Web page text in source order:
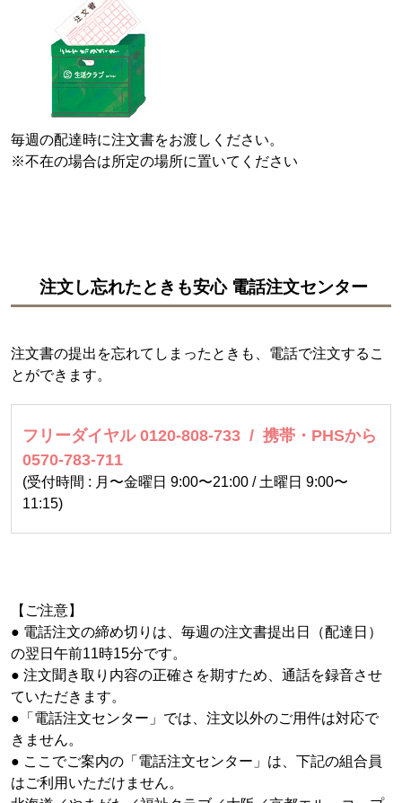
毎週の配達時に注文書をお渡しください。
※不在の場合は所定の場所に置いてください
注文し忘れたときも安心 電話注文センター
注文書の提出を忘れてしまったときも、電話で注文するこ
とができます。
フリーダイヤル 0120-808-733 / 携帯・PHSから
0570-783-711
(受付時間 : 月〜金曜日 9:00〜21:00 / 土曜日 9:00〜
11:15)
【ご注意】
● 電話注文の締め切りは、毎週の注文書提出日（配達日）
の翌日午前11時15分です。
● 注文聞き取り内容の正確さを期すため、通話を録音させ
ていただきます。
●「電話注文センター」では、注文以外のご用件は対応で
きません。
● ここでご案内の「電話注文センター」は、下記の組合員
はご利用いただけません。